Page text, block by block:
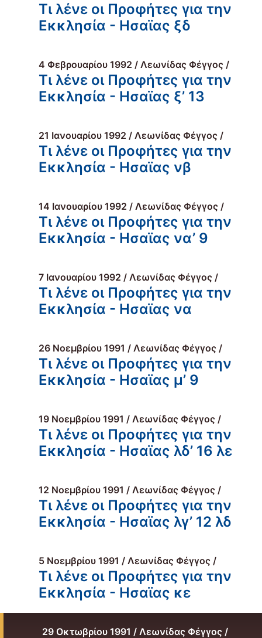
Τι λένε οι Προφήτες για την
Εκκλησία - Ησαϊας ξδ
4 Φεβρουαρίου 1992 / Λεωνίδας Φέγγος /
Τι λένε οι Προφήτες για την
Εκκλησία - Ησαϊας ξ’ 13
21 Ιανουαρίου 1992 / Λεωνίδας Φέγγος /
Τι λένε οι Προφήτες για την
Εκκλησία - Ησαϊας νβ
14 Ιανουαρίου 1992 / Λεωνίδας Φέγγος /
Τι λένε οι Προφήτες για την
Εκκλησία - Ησαϊας να’ 9
7 Ιανουαρίου 1992 / Λεωνίδας Φέγγος /
Τι λένε οι Προφήτες για την
Εκκλησία - Ησαϊας να
26 Νοεμβρίου 1991 / Λεωνίδας Φέγγος /
Τι λένε οι Προφήτες για την
Εκκλησία - Ησαϊας μ’ 9
19 Νοεμβρίου 1991 / Λεωνίδας Φέγγος /
Τι λένε οι Προφήτες για την
Εκκλησία - Ησαϊας λδ’ 16 λε
12 Νοεμβρίου 1991 / Λεωνίδας Φέγγος /
Τι λένε οι Προφήτες για την
Εκκλησία - Ησαϊας λγ’ 12 λδ
5 Νοεμβρίου 1991 / Λεωνίδας Φέγγος /
Τι λένε οι Προφήτες για την
Εκκλησία - Ησαϊας κε
29 Οκτωβρίου 1991 / Λεωνίδας Φέγγος /